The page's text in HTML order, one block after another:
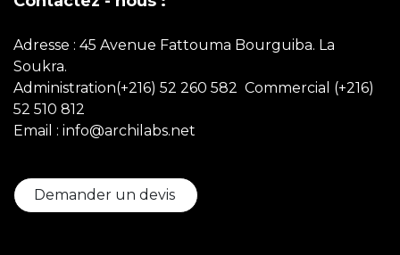
Adresse : 45 Avenue Fattouma Bourguiba. La
Soukra.
Administration(+216) 52 260 582 Commercial (+216)
52 510 812
Email : info@archilabs.net
Demander un devis